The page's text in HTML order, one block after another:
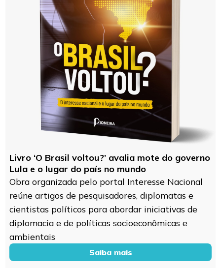
Livro ‘O Brasil voltou?’ avalia mote do governo
Lula e o lugar do país no mundo
Obra organizada pelo portal Interesse Nacional
reúne artigos de pesquisadores, diplomatas e
cientistas políticos para abordar iniciativas de
diplomacia e de políticas socioeconômicas e
ambientais
Saiba mais